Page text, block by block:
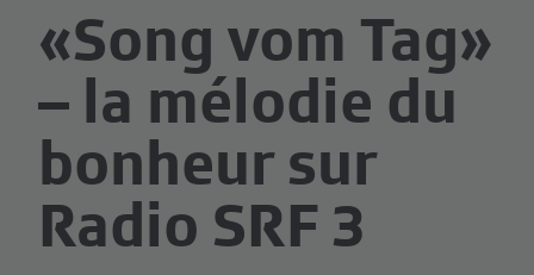
«Song vom Tag»
– la mélodie du
bonheur sur
Radio SRF 3